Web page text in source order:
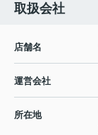
取扱会社
店舗名
運営会社
所在地